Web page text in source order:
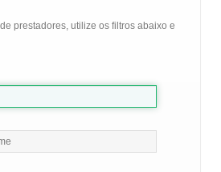
prestadores, utilize os filtros abaixo e